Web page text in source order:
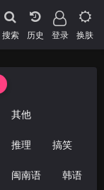
搜索 登录 换肤
其他
推理 搞笑
闽南语 韩语